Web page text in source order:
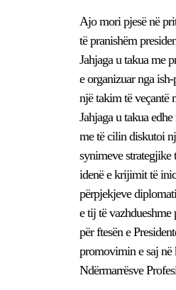
Ajo mori pjesë në
të pranishëm
Jahjaga u takua me
e organizuar nga
një takim të veçantë
Jahjaga u takua
me të cilin diskutoi
synimeve strategjike
idenë e krijimit të
përpjekjeve
e tij të vazhdueshme
për ftesën e
promovimin e saj në
Ndërmarrësve